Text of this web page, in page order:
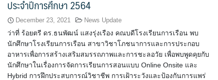
ประจำปีการศึกษา 2564
December 23, 2021 News Update
ว่าที่ ร้อยตรี ดร.ธนพัฒน์ แสงรุ่งเรือง คณบดีโรงเรียนการเรือน พบ
นักศึกษาโรงเรียนการเรือน สาขาวิชาโภชนาการและการประกอบ
อาหารเพื่อการสร้างเสริมสมรรถภาพและการชะลอวัย เพื่อพบพูดคุยกับ
นักศึกษาในเรื่องการจัดการเรียนการสอนแบบ Online Onsite และ
Hybrid การฝึกประสบการณ์วิชาชีพ การเฝ้าระวังและป้องกันการแพร่